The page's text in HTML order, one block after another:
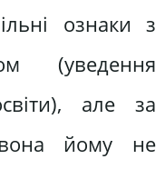
ознаки з
(уведення
але за
вона йому не